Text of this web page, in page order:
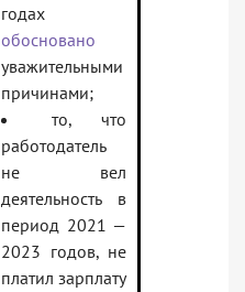
годах
обосновано
уважительными
причинами;
то, что
работодатель
не вел
деятельность в
период 2021 —
2023 годов, не
платил зарплату